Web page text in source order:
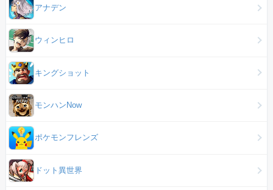
アナデン
ウィンヒロ
キングショット
モンハンNow
ポケモンフレンズ
ドット異世界